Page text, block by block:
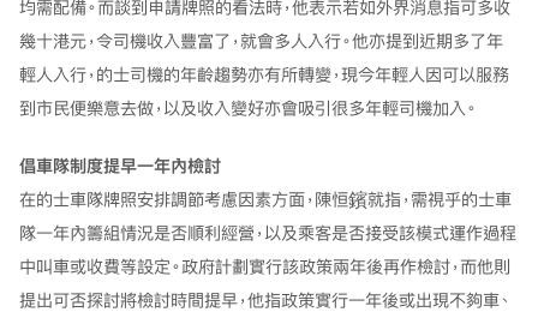
均需配備。而談到申請牌照的看法時，他表示若如外界消息指可多收
幾十港元，令司機收入豐富了，就會多人入行。他亦提到近期多了年
輕人入行，的士司機的年齡趨勢亦有所轉變，現今年輕人因可以服務
到市民便樂意去做，以及收入變好亦會吸引很多年輕司機加入。
倡車隊制度提早一年內檢討
在的士車隊牌照安排調節考慮因素方面，陳恒鑌就指，需視乎的士車
隊一年內籌組情況是否順利經營，以及乘客是否接受該模式運作過程
中叫車或收費等設定。政府計劃實行該政策兩年後再作檢討，而他則
提出可否探討將檢討時間提早，他指政策實行一年後或出現不夠車、